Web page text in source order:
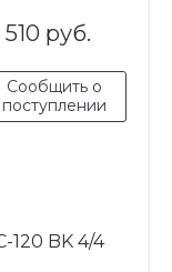
510 руб.
Сообщить о
поступлении
120 BK 4/4